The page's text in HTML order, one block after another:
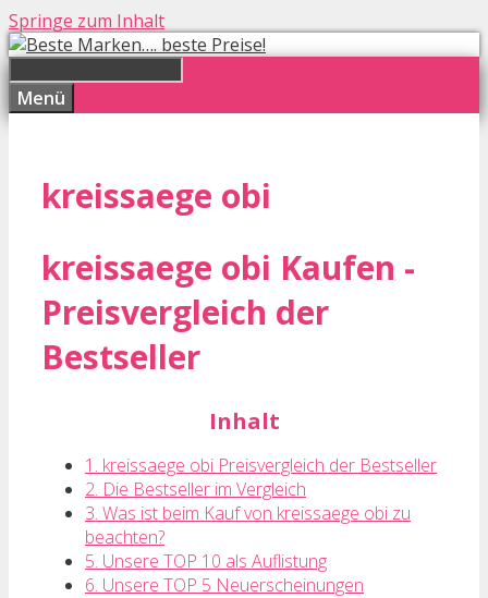
Springe zum Inhalt
Menü
kreissaege obi
kreissaege obi Kaufen -
Preisvergleich der
Bestseller
Inhalt
1. kreissaege obi Preisvergleich der Bestseller
2. Die Bestseller im Vergleich
3. Was ist beim Kauf von kreissaege obi zu
beachten?
5. Unsere TOP 10 als Auflistung
6. Unsere TOP 5 Neuerscheinungen